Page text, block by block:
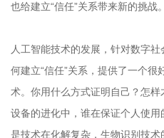
也给建立“信任”关系带来新的挑战。
人工智能技术的发展，针对数字
何建立“信任”关系，提供了一个
术。你用什么方式证明自己？怎
设备的进化中，谁在保证个人使
是技术在化解复杂，生物识别技